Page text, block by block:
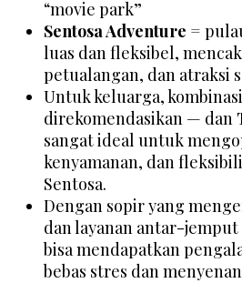
“movie park”
Sentosa Adventure =
luas dan fleksibel,
petualangan, dan atraksi
Untuk keluarga,
direkomendasikan — dan
sangat ideal untuk
kenyamanan, dan
Sentosa.
Dengan sopir yang
dan layanan antar-
bisa mendapatkan
bebas stres dan